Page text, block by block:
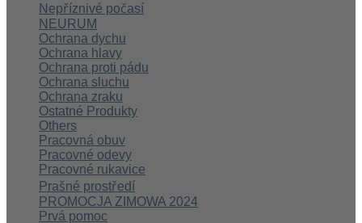
Nepříznivé počasí
NEURUM
Ochrana dychu
Ochrana hlavy
Ochrana proti pádu
Ochrana sluchu
Ochrana zraku
Ostatné Produkty
Others
Pracovná obuv
Pracovné odevy
Pracovné rukavice
Prašné prostředí
PROMOCJA ZIMOWA 2024
Prvá pomoc